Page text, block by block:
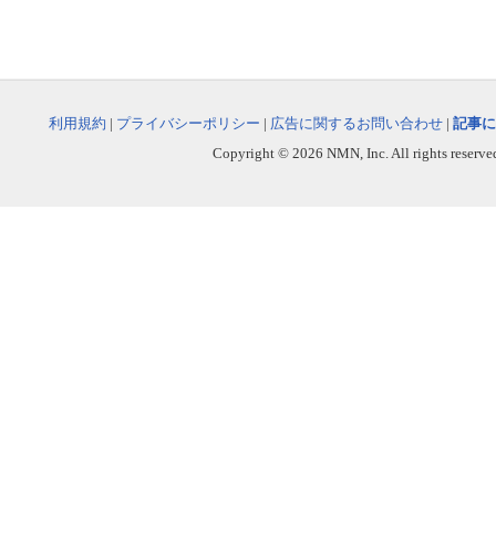
利用規約 | プライバシーポリシー | 広告に関するお問い合わせ | 記事
Copyright © 2026 NMN, Inc. All rights